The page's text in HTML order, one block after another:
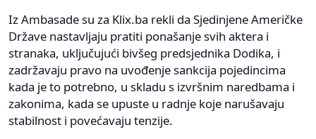
Iz Ambasade su za Klix.ba rekli da Sjedinjene Američke
Države nastavljaju pratiti ponašanje svih aktera i
stranaka, uključujući bivšeg predsjednika Dodika, i
zadržavaju pravo na uvođenje sankcija pojedincima
kada je to potrebno, u skladu s izvršnim naredbama i
zakonima, kada se upuste u radnje koje narušavaju
stabilnost i povećavaju tenzije.